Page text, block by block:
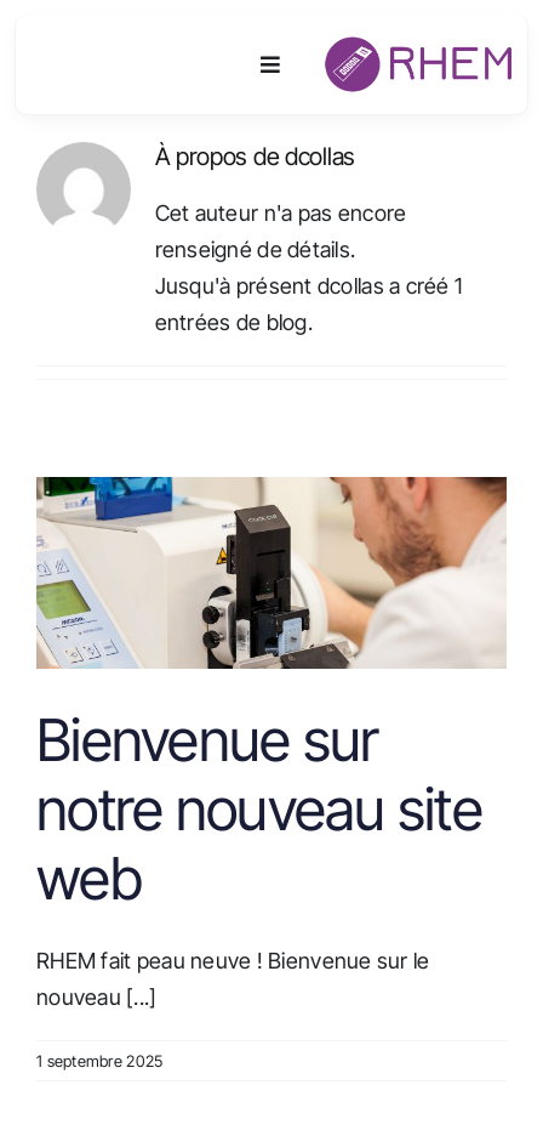
Toggle
Plateforme
Activités
Equipements & Technologies
Publications
Actualités
À propos dedcollas
Cet auteur n'a pas encore
renseigné de détails.
Jusqu'à présent dcollas a créé 1
entrées de blog.
Bienvenue sur
notre nouveau site
web
RHEM fait peau neuve ! Bienvenue sur le
nouveau [...]
1 septembre 2025